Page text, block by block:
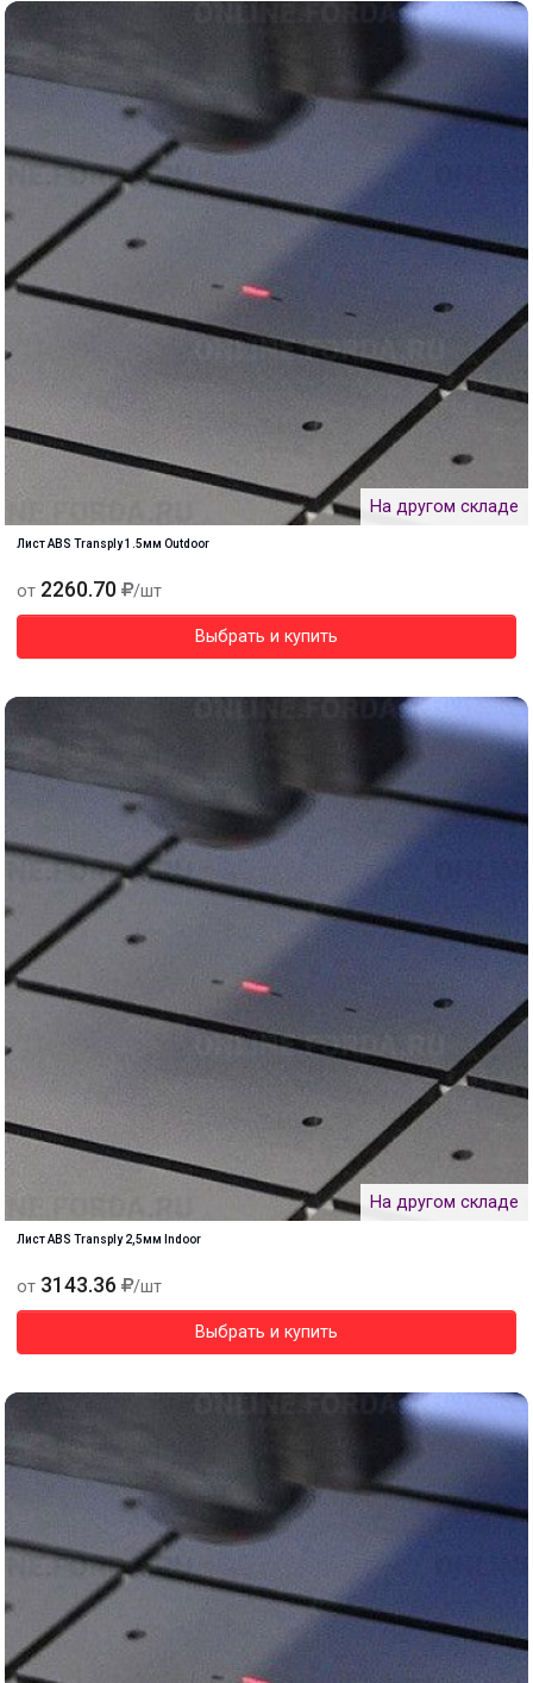
На другом складе
Лист ABS Transply 1.5мм Outdoor
от 2260.70 /шт
Выбрать и купить
На другом складе
Лист ABS Transply 2,5мм Indoor
от 3143.36 /шт
Выбрать и купить